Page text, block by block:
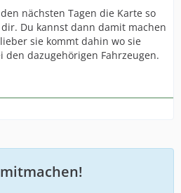
nächsten Tagen die Karte so
Du kannst dann damit machen
sie kommt dahin wo sie
den dazugehörigen Fahrzeugen.